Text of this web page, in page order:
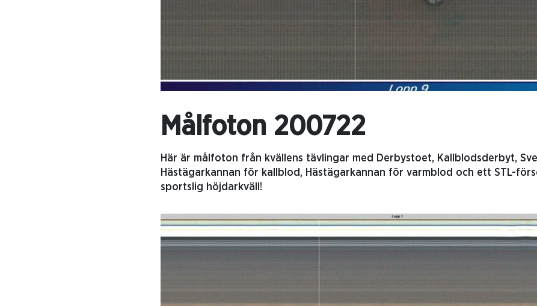
Målfoton 200722
Här är målfoton från kvällens tävlingar med Derbystoet, Kallblodsderbyt,
Hästägarkannan för kallblod, Hästägarkannan för varmblod och ett STL-
sportslig höjdarkväll!